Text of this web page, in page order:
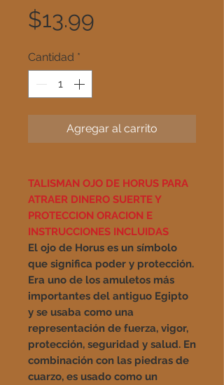
$13.99
Cantidad *
Agregar al carrito
TALISMAN OJO DE HORUS PARA
ATRAER DINERO SUERTE Y
PROTECCION ORACION E
INSTRUCCIONES INCLUIDAS
El ojo de Horus es un símbolo
que significa poder y protección.
Era uno de los amuletos más
importantes del antiguo Egipto
y se usaba como una
representación de fuerza, vigor,
protección, seguridad y salud. En
combinación con las piedras de
cuarzo, es usado como un